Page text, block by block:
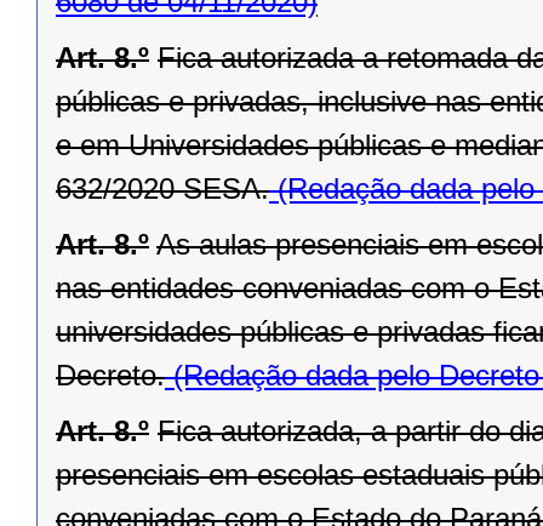
Art. 8.º Fica autorizada a retomada
públicas e privadas, inclusive nas
e em Universidades públicas e
632/2020 SESA.(Redação dada pelo
Art. 8.º As aulas presenciais em
nas entidades conveniadas com o
universidades públicas e privadas
Decreto.(Redação dada pelo
Art. 8.º Fica autorizada, a partir do
presenciais em escolas estaduais
conveniadas com o Estado do